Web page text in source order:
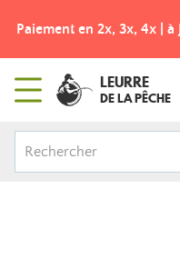
Paiement en 2x, 3x, 4x |
LEURRE
DE LA PÊCHE